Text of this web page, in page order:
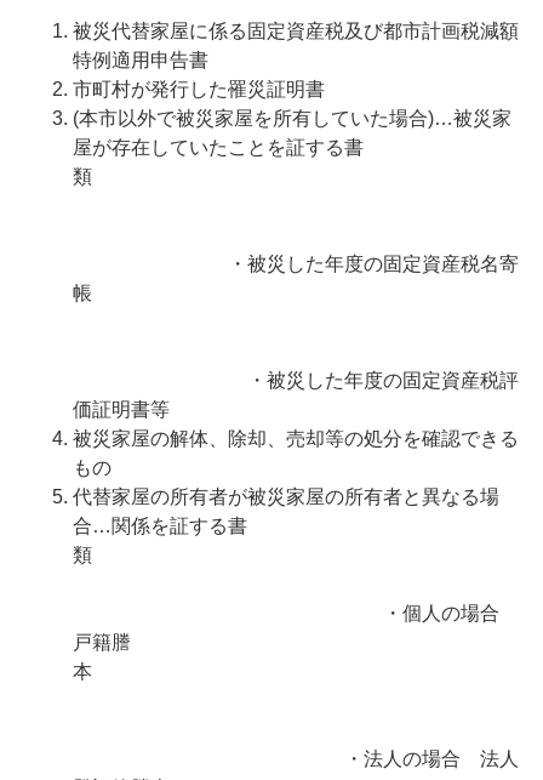
被災代替家屋に係る固定資産税及び都市計画税減額
特例適用申告書
市町村が発行した罹災証明書
(本市以外で被災家屋を所有していた場合)…被災家
屋が存在していたことを証する書
類
・被災した年度の固定資産税名寄
帳
・被災した年度の固定資産税評
価証明書等
被災家屋の解体、除却、売却等の処分を確認できる
もの
代替家屋の所有者が被災家屋の所有者と異なる場
合…関係を証する書
類
・個人の場合
戸籍謄
本
・法人の場合 法人